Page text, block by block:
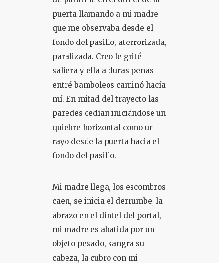
puerta llamando a mi madre
que me observaba desde el
fondo del pasillo, aterrorizada,
paralizada. Creo le grité
saliera y ella a duras penas
entré bamboleos caminó hacía
mí. En mitad del trayecto las
paredes cedían iniciándose un
quiebre horizontal como un
rayo desde la puerta hacia el
fondo del pasillo.
Mi madre llega, los escombros
caen, se inicia el derrumbe, la
abrazo en el dintel del portal,
mi madre es abatida por un
objeto pesado, sangra su
cabeza, la cubro con mi